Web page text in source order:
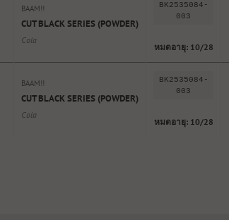
BAAM!!
CUT BLACK SERIES (POWDER)
Cola
BK2535084-
003
หมดอายุ: 10/28
BAAM!!
CUT BLACK SERIES (POWDER)
Cola
BK2535084-
003
หมดอายุ: 10/28